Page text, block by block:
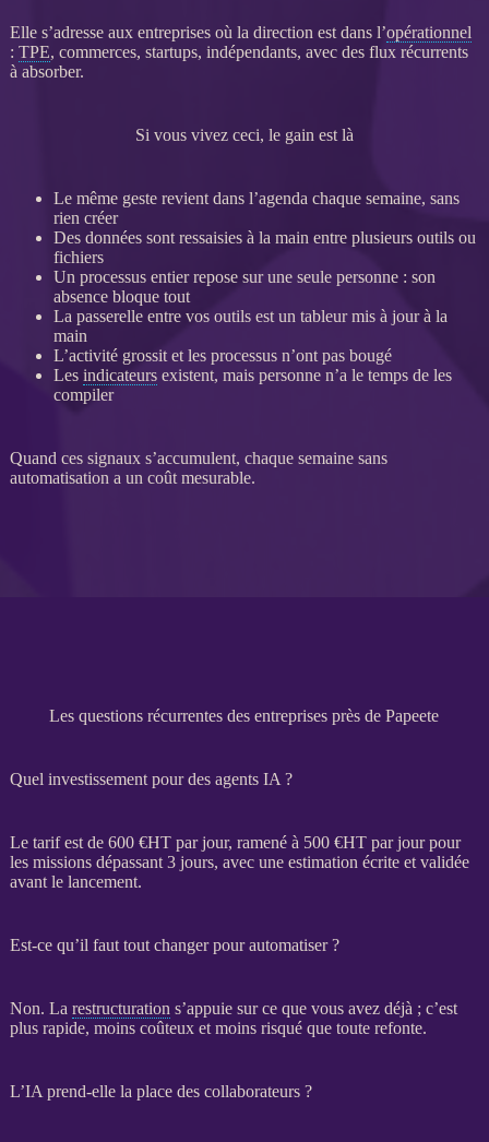
Elle s’adresse aux entreprises où la direction est dans l’opérationnel
: TPE, commerces, startups, indépendants, avec des fluxrécurrents
à absorber.
Si vous vivez ceci, le gain est là
Le même geste revient dans l’agenda chaque semaine, sans
rien créer
Des donnéessont ressaisies à la main entre plusieurs outils ou
fichiers
Un processusentier repose sur une seule personne : son
absence bloque tout
La passerelle entre vos outils est un tableur mis à jour à la
main
L’activité grossit et les processusn’ont pas bougé
Les indicateursexistent, mais personne n’a le temps de les
compiler
Quand ces signaux s’accumulent, chaque semaine sans
automatisation a un coût mesurable.
Les questions récurrentes des entreprises près de Papeete
Quel investissement pour des agents IA ?
Le tarif est de 600 €HTpar jour, ramené à 500 €HTpar jour pour
les missionsdépassant 3 jours, avec une estimation écrite et validée
avant le lancement.
Est-ce qu’il faut tout changer pour automatiser ?
Non. La restructuration s’appuie sur ce que vous avez déjà ; c’est
plus rapide, moins coûteux et moins risqué que toute refonte.
L’IA prend-elle la place des collaborateurs ?